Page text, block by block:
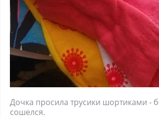
Дочка просила трусики шортиками -
сошелся.